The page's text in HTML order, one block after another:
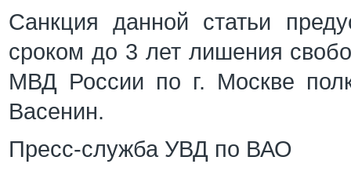
Санкция данной статьи
сроком до 3 лет лишения
МВД России по г. Москве
Васенин.
Пресс-служба УВД по ВАО